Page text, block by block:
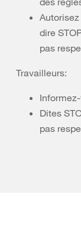
dire
pas
Travailleurs:
Dites
pas